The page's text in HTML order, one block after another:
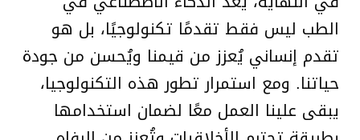
الطب ليس فقط تقدمًا تكنولوجيًا، بل هو
تقدم إنساني يُعزز من قيمنا ويُحسن من جودة
حياتنا. ومع استمرار تطور هذه التكنولوجيا،
يبقى علينا العمل معًا لضمان استخدامها